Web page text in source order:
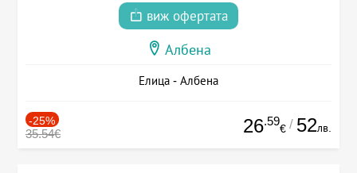
виж офертата
Албена
Елица - Албена
-25%
35.54€ 26.59
€ / 52лв.